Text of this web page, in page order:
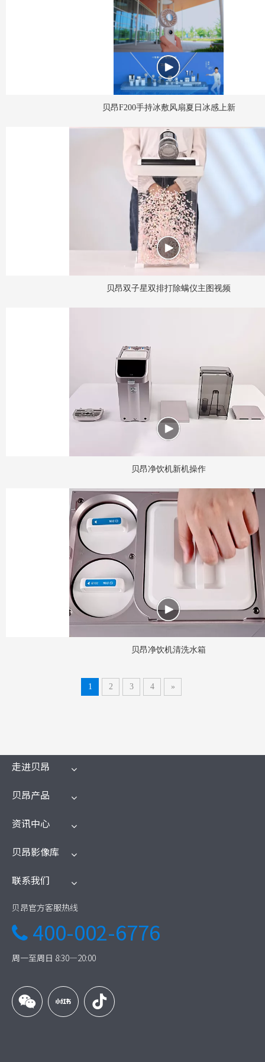
贝昂F200手持冰敷风扇夏日冰感上新
贝昂双子星双排打除螨仪主图视频
贝昂净饮机新机操作
贝昂净饮机清洗水箱
1 2 3 4 »
走进贝昂
贝昂产品
资讯中心
贝昂影像库
联系我们
贝昂官方客服热线
 400-002-6776
周一至周日 8:30—20:00